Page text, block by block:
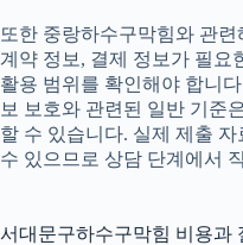
또한 중랑하수구막힘와 관
계약 정보, 결제 정보가 필요
활용 범위를 확인해야 합니
보 보호와 관련된 일반 기준
할 수 있습니다. 실제 제출
수 있으므로 상담 단계에서
서대문구하수구막힘 비용과